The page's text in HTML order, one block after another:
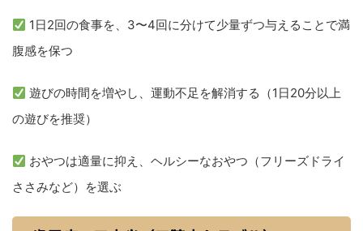
1日2回の食事を、3〜4回に分けて少量ずつ与えることで満
腹感を保つ
遊びの時間を増やし、運動不足を解消する（1日20分以上
の遊びを推奨）
おやつは適量に抑え、ヘルシーなおやつ（フリーズドライ
ささみなど）を選ぶ